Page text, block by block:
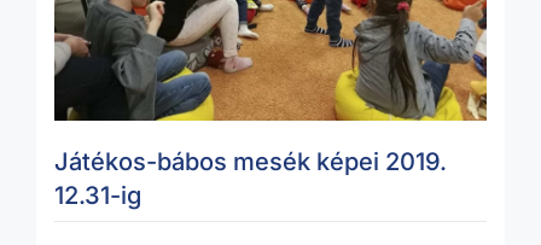
Játékos-bábos mesék képei 2019.
12.31-ig